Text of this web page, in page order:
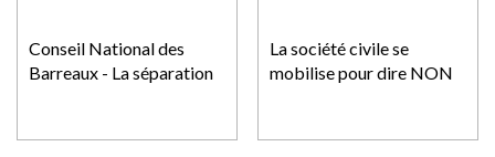
Conseil National des
Barreaux - La séparation
La société civile se
mobilise pour dire NON